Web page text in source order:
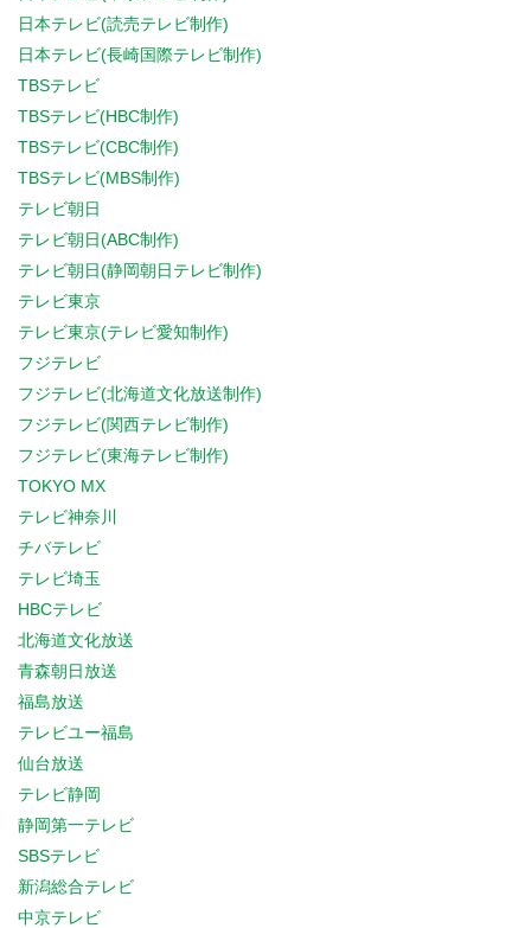
日本テレビ(読売テレビ制作)
日本テレビ(長崎国際テレビ制作)
TBSテレビ
TBSテレビ(HBC制作)
TBSテレビ(CBC制作)
TBSテレビ(MBS制作)
テレビ朝日
テレビ朝日(ABC制作)
テレビ朝日(静岡朝日テレビ制作)
テレビ東京
テレビ東京(テレビ愛知制作)
フジテレビ
フジテレビ(北海道文化放送制作)
フジテレビ(関西テレビ制作)
フジテレビ(東海テレビ制作)
TOKYO MX
テレビ神奈川
チバテレビ
テレビ埼玉
HBCテレビ
北海道文化放送
青森朝日放送
福島放送
テレビユー福島
仙台放送
テレビ静岡
静岡第一テレビ
SBSテレビ
新潟総合テレビ
中京テレビ